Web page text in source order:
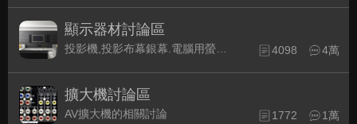
顯示器材討論區
4098 4萬
擴大機討論區
AV擴大機的相關討論 1772 1萬